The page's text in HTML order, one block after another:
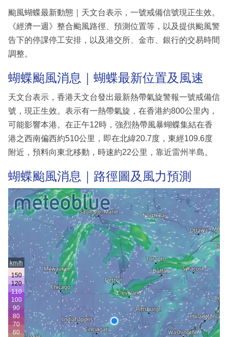
閱
專
區
颱風蝴蝶最新動態｜天文台表示，一號戒備信號現正生效。
《經濟一週》整合颱風路徑、預測位置等，以及提供颱風警
告下的停課停工安排，以及港交所、金市、銀行的交易時間
調整。
蝴蝶颱風消息｜蝴蝶最新位置及風速
天文台表示，香港天文台發出最新熱帶氣旋警報一號戒備信
號，現正生效。表示有一熱帶氣旋，在香港約800公里內，
可能影響本港。在正午12時，強烈熱帶風暴蝴蝶集結在香
港之西南偏西約510公里，即在北緯20.7度，東經109.6度
附近，預料向東北移動，時速約22公里，靠近雷州半島。
蝴蝶颱風消息｜路徑圖及風力預測